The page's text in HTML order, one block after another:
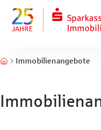
Zum Fuß springen
Immobilienangebote